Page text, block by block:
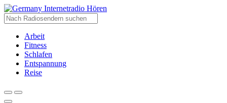
Internetradio Hören
Arbeit
Fitness
Schlafen
Entspannung
Reise